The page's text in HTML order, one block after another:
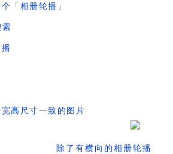
「相册轮播」
索
高尺寸一致的图片
除了有横向的相册轮播